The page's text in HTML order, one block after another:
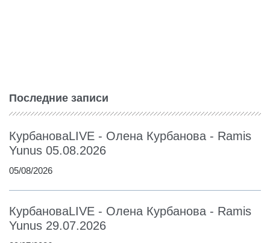
Последние записи
КурбановаLIVE - Олена Курбанова - Ramis
Yunus 05.08.2026
05/08/2026
КурбановаLIVE - Олена Курбанова - Ramis
Yunus 29.07.2026